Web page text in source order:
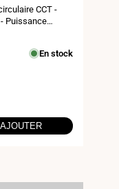
CCT -
Puissance
ou encastré -
En stock
AJOUTER